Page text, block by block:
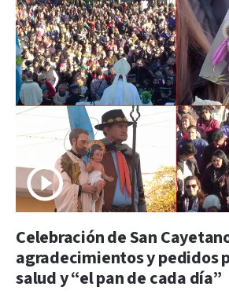
Celebración de San
agradecimientos y pedidos
salud y “el pan de cada día”